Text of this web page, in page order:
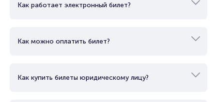
Как работает электронный билет?
Как можно оплатить билет?
Как купить билеты юридическому лицу?